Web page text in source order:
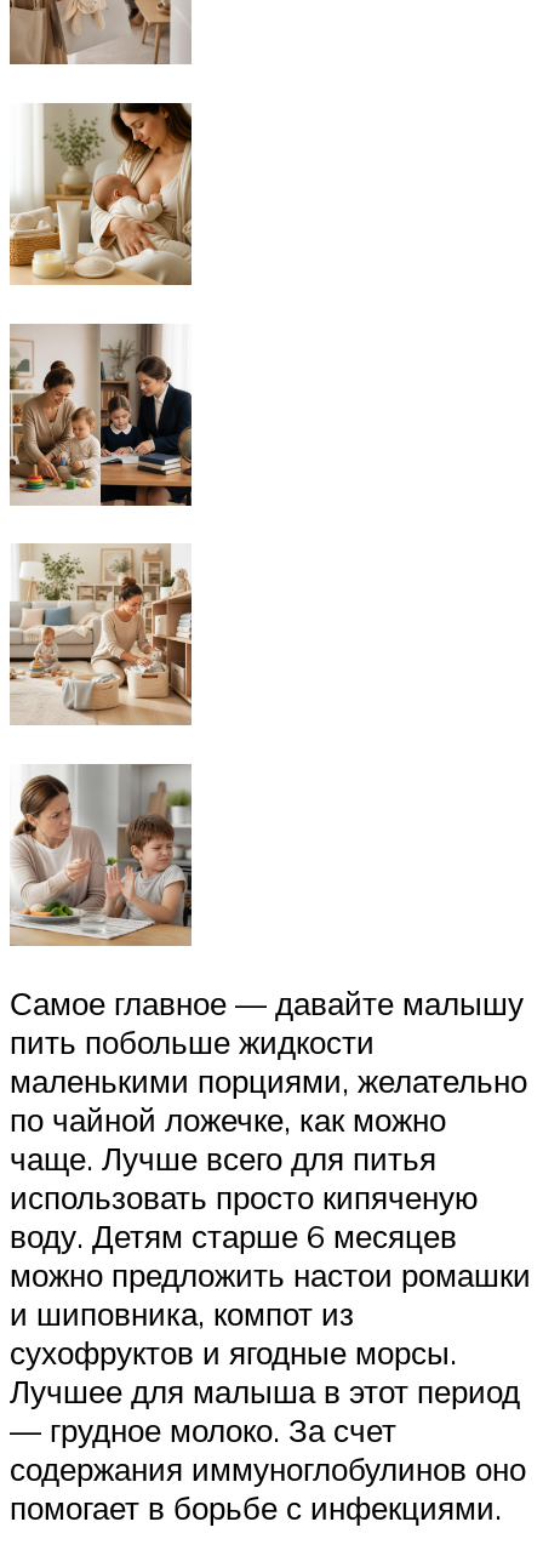
Самое главное — давайте малышу
пить побольше жидкости
маленькими порциями, желательно
по чайной ложечке, как можно
чаще. Лучше всего для питья
использовать просто кипяченую
воду. Детям старше 6 месяцев
можно предложить настои ромашки
и шиповника, компот из
сухофруктов и ягодные морсы.
Лучшее для малыша в этот период
— грудное молоко. За счет
содержания иммуноглобулинов оно
помогает в борьбе с инфекциями.